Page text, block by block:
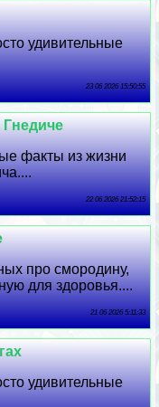
удивительные
23 06 2026 15:50:55
факты из жизни
22 06 2026 21:52:15
про смородину,
для здоровья....
21 06 2026 5:11:33
удивительные